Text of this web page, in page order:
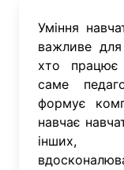
Уміння
важливе
хто працює
саме
формує
навчає
інших,